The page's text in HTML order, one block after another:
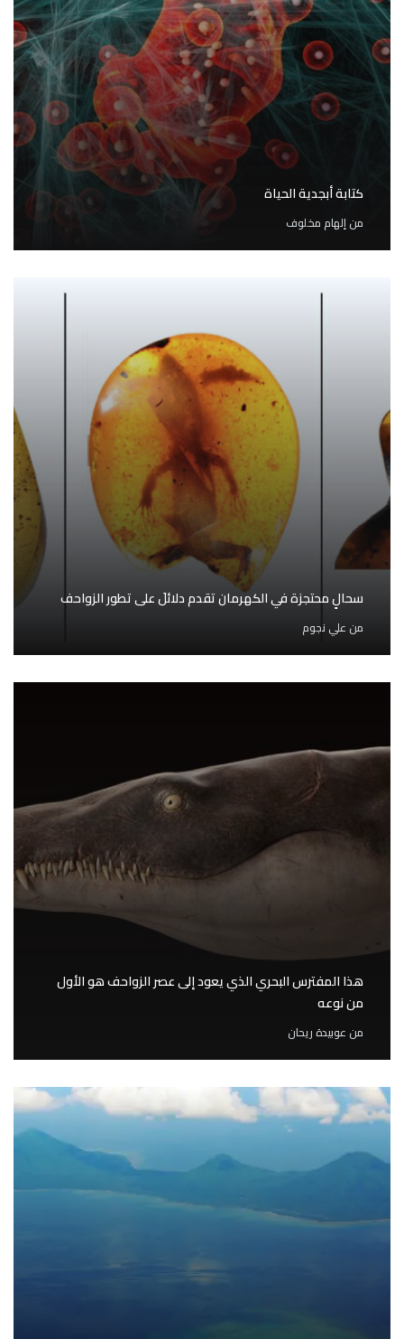
كتابة أبجدية الحياة
منإلهام مخلوف
سحالٍ محتجزة في الكهرمان تقدم دلائلَ على تطور الزواحف
من علي نجوم
هذا المفترس البحري الذي يعود إلى عصر الزواحف هو الأول
من نوعه
من عوبيدة ريحان